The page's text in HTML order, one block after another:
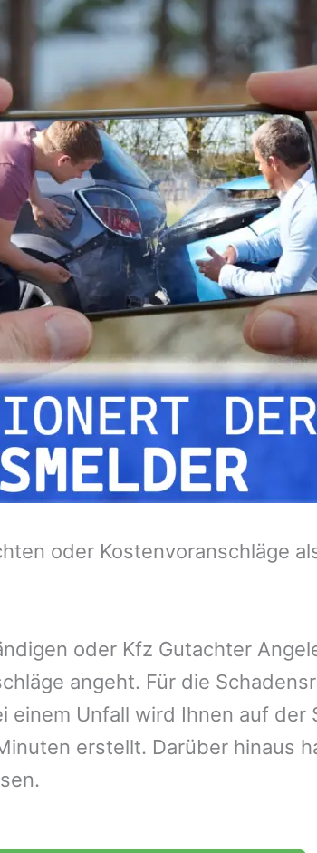
oder Kostenvoranschläge
oder Kfz Gutachter
angeht. Für die
einem Unfall wird Ihnen auf
erstellt. Darüber hinaus